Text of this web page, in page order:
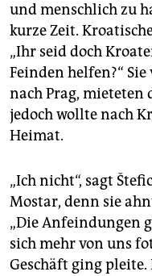
und menschlich zu
kurze Zeit.
„Ihr seid doch
Feinden helfen?“
nach Prag, mieteten
jedoch wollte nach
Heimat.
„Ich nicht“, sagt
Mostar, denn sie
„Die Anfeindungen
sich mehr von uns
Geschäft ging